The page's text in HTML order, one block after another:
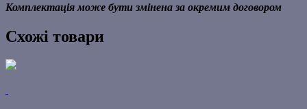
Комплектація може бути змінена за окремим договором
Схожі товари